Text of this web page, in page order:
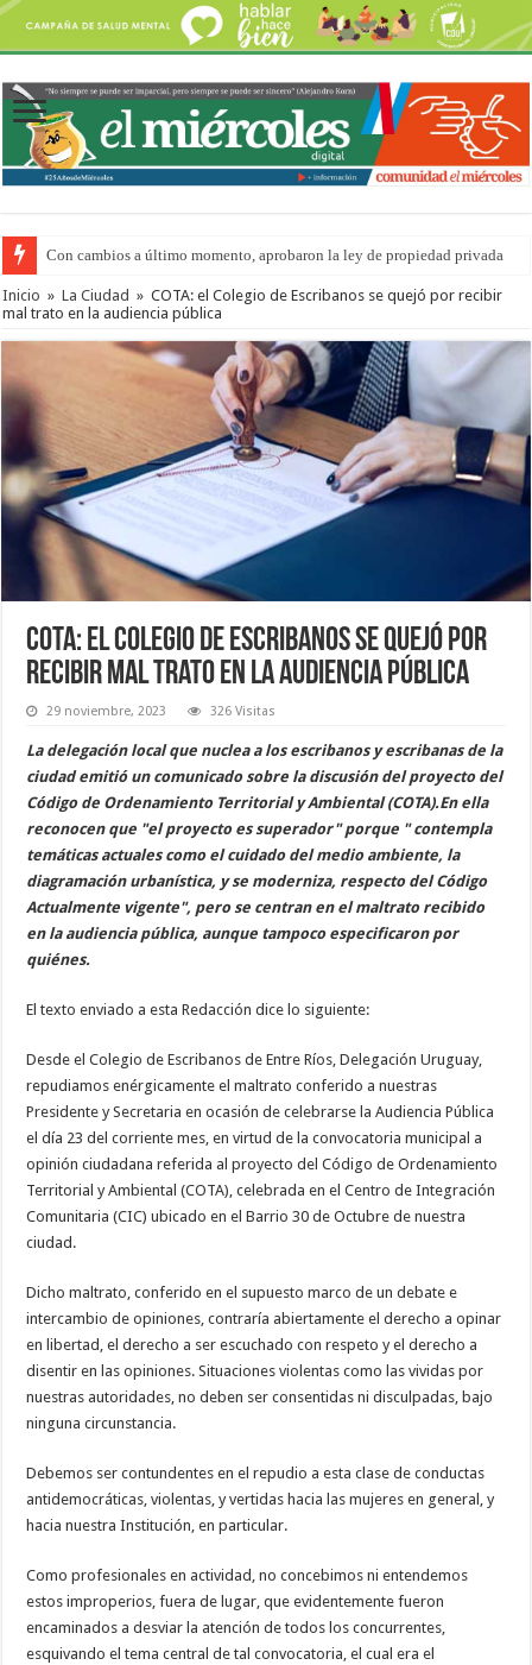
Con cambios a último momento, aprobaron la ley de propiedad privada
Inicio » La Ciudad » COTA: el Colegio de Escribanos se quejó por recibir
mal trato en la audiencia pública
COTA: el Colegio de Escribanos se quejó por
recibir mal trato en la audiencia pública
29 noviembre, 2023 326 Visitas
La delegación local que nuclea a los escribanos y escribanas de la
ciudad emitió un comunicado sobre la discusión del proyecto del
Código de Ordenamiento Territorial y Ambiental (COTA).En ella
reconocen que "el proyecto es superador" porque " contempla
temáticas actuales como el cuidado del medio ambiente, la
diagramación urbanística, y se moderniza, respecto del Código
Actualmente vigente", pero se centran en el maltrato recibido
en la audiencia pública, aunque tampoco especificaron por
quiénes.
El texto enviado a esta Redacción dice lo siguiente:
Desde el Colegio de Escribanos de Entre Ríos, Delegación Uruguay,
repudiamos enérgicamente el maltrato conferido a nuestras
Presidente y Secretaria en ocasión de celebrarse la Audiencia Pública
el día 23 del corriente mes, en virtud de la convocatoria municipal a
opinión ciudadana referida al proyecto del Código de Ordenamiento
Territorial y Ambiental (COTA), celebrada en el Centro de Integración
Comunitaria (CIC) ubicado en el Barrio 30 de Octubre de nuestra
ciudad.
Dicho maltrato, conferido en el supuesto marco de un debate e
intercambio de opiniones, contraría abiertamente el derecho a opinar
en libertad, el derecho a ser escuchado con respeto y el derecho a
disentir en las opiniones. Situaciones violentas como las vividas por
nuestras autoridades, no deben ser consentidas ni disculpadas, bajo
ninguna circunstancia.
Debemos ser contundentes en el repudio a esta clase de conductas
antidemocráticas, violentas, y vertidas hacia las mujeres en general, y
hacia nuestra Institución, en particular.
Como profesionales en actividad, no concebimos ni entendemos
estos improperios, fuera de lugar, que evidentemente fueron
encaminados a desviar la atención de todos los concurrentes,
esquivando el tema central de tal convocatoria, el cual era el